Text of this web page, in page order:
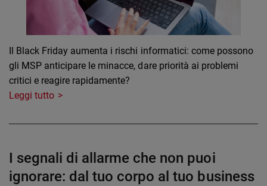
Il Black Friday aumenta i rischi informatici: come possono
gli MSP anticipare le minacce, dare priorità ai problemi
critici e reagire rapidamente?
Leggi tutto
I segnali di allarme che non puoi
ignorare: dal tuo corpo al tuo business